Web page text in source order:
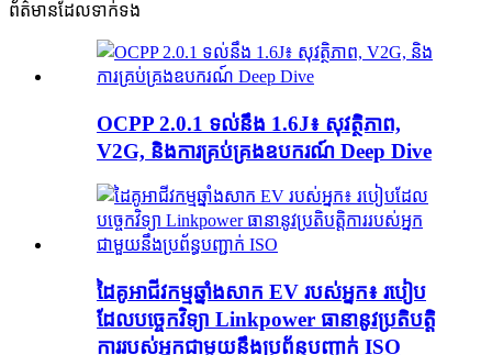
ព័ត៌មានដែលទាក់ទង
OCPP 2.0.1 ទល់នឹង 1.6J៖ សុវត្ថិភាព,
V2G, និងការគ្រប់គ្រងឧបករណ៍ Deep Dive
ដៃគូអាជីវកម្មឆ្នាំងសាក EV របស់អ្នក៖ របៀប
ដែលបច្ចេកវិទ្យា Linkpower ធានានូវប្រតិបត្តិ
ការរបស់អ្នកជាមួយនឹងប្រព័ន្ធបញ្ជាក់ ISO